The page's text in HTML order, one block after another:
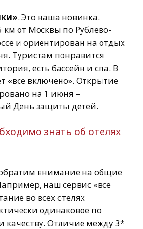
. Это наша новинка.
км от Москвы по Рублево-
и ориентирован на отдых
Туристам понравится
есть бассейн и спа. В
«все включено». Открытие
на 1 июня –
День защиты детей.
знать об отелях
внимание на общие
наш сервис «все
во всех отелях
одинаковое по
качеству. Отличие между 3*